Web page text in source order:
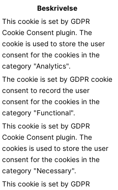
Beskrivelse
This cookie is set by GDPR
Cookie Consent plugin. The
cookie is used to store the user
consent for the cookies in the
category "Analytics".
The cookie is set by GDPR cookie
consent to record the user
consent for the cookies in the
category "Functional".
This cookie is set by GDPR
Cookie Consent plugin. The
cookies is used to store the user
consent for the cookies in the
category "Necessary".
This cookie is set by GDPR